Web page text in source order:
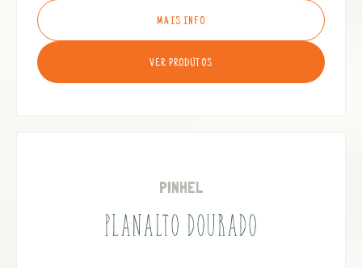
MAIS INFO
VER PRODUTOS
PINHEL
PLANALTO DOURADO